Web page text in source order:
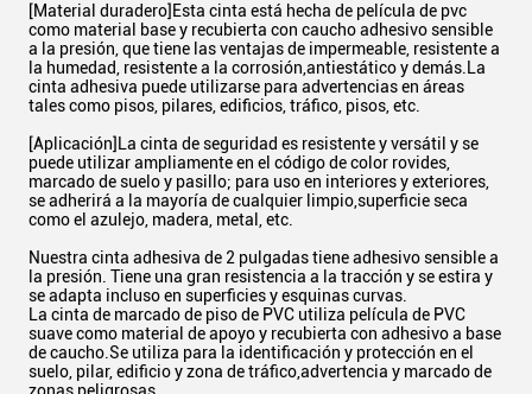
[Material duradero]Esta cinta está hecha de película de pvc
como material base y recubierta con caucho adhesivo sensible
a la presión, que tiene las ventajas de impermeable, resistente a
la humedad, resistente a la corrosión,antiestático y demás.La
cinta adhesiva puede utilizarse para advertencias en áreas
tales como pisos, pilares, edificios, tráfico, pisos, etc.
[Aplicación]La cinta de seguridad es resistente y versátil y se
puede utilizar ampliamente en el código de color rovides,
marcado de suelo y pasillo; para uso en interiores y exteriores,
se adherirá a la mayoría de cualquier limpio,superficie seca
como el azulejo, madera, metal, etc.
Nuestra cinta adhesiva de 2 pulgadas tiene adhesivo sensible a
la presión. Tiene una gran resistencia a la tracción y se estira y
se adapta incluso en superficies y esquinas curvas.
La cinta de marcado de piso de PVC utiliza película de PVC
suave como material de apoyo y recubierta con adhesivo a base
de caucho.Se utiliza para la identificación y protección en el
suelo, pilar, edificio y zona de tráfico,advertencia y marcado de